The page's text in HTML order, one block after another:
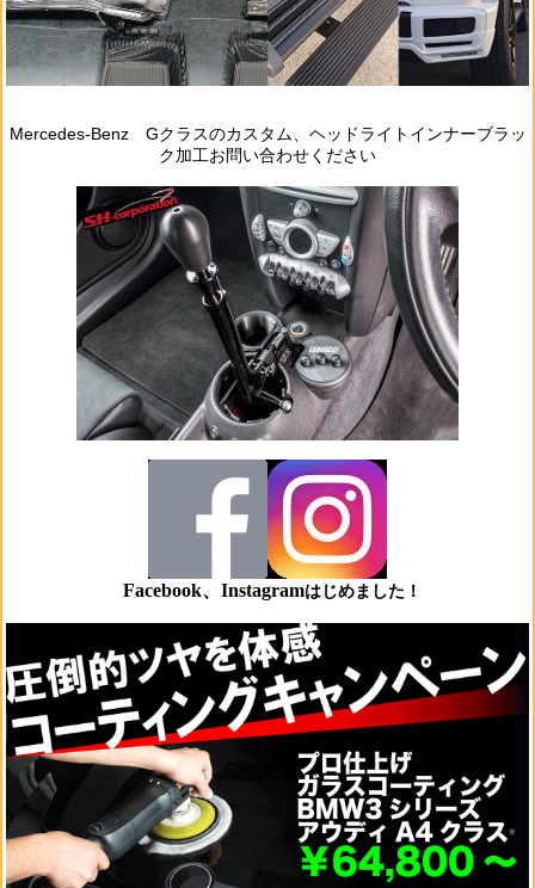
Mercedes‐Benz Gクラスのカスタム、ヘッドライトインナーブラッ
ク加工お問い合わせください
Facebook、Instagramはじめました！